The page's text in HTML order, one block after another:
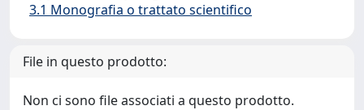
3.1 Monografia o trattato scientifico
File in questo prodotto:
Non ci sono file associati a questo prodotto.